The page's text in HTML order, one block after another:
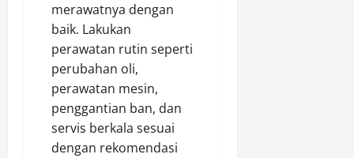
merawatnya dengan
baik. Lakukan
perawatan rutin seperti
perubahan oli,
perawatan mesin,
penggantian ban, dan
servis berkala sesuai
dengan rekomendasi